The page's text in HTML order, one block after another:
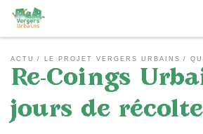
Passer au contenu
ACTU LE PROJET VERGERS URBAINS
Re-Coings
jours de récolte